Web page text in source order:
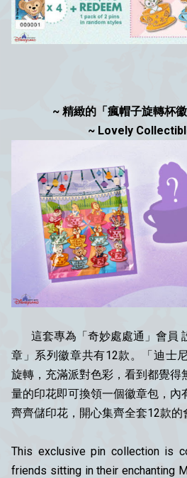
~ 精緻的「瘋帽子旋轉杯
~ Lovely
這套專為「奇妙處處通」會員
章」系列徽章共有12款。「迪士
旋轉，充滿派對色彩，看到都覺得
量的印花即可換領一個徽章包，內
齊齊儲印花，開心集齊全套12款的
This exclusive pin collection is
friends sitting in their enchanting